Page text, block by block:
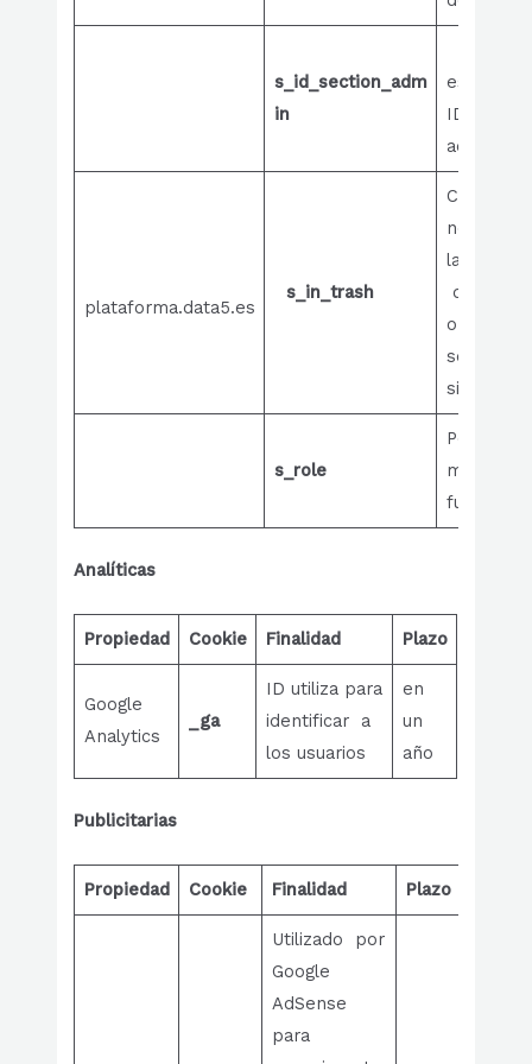
s_id_section_adm
in
ID del
plataforma.data5.es
s_in_trash
Cookie
la
de las
opciones
servicios
sitio web
s_role
Permite
múltiples
funciones.
Analíticas
Propiedad Cookie Finalidad Plazo
Google
Analytics
_ga
ID utiliza para
identificar a
los usuarios
en
un
año
Publicitarias
Propiedad Cookie Finalidad Plazo
Utilizado por
Google
AdSense
para